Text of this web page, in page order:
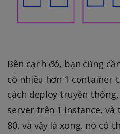
Bên cạnh đó, bạn cũng
có nhiều hơn 1 container
cách deploy truyền
server trên 1 instance,
80, và vậy là xong, nó có